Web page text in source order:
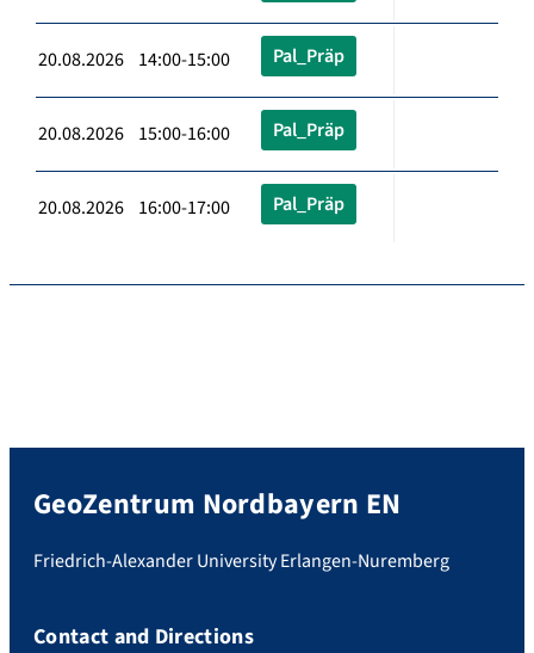
20.08.2026 14:00-15:00 Pal_Präp
20.08.2026 15:00-16:00 Pal_Präp
20.08.2026 16:00-17:00 Pal_Präp
GeoZentrum Nordbayern EN
Friedrich-Alexander University Erlangen-Nuremberg
Contact and Directions